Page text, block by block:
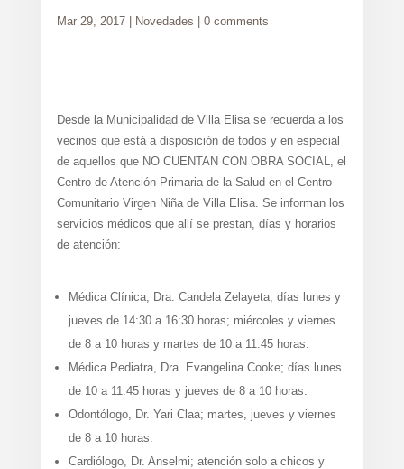
Mar 29, 2017| Novedades 0 comments
Desde la Municipalidad de Villa Elisa se recuerda a los
vecinos que está a disposición de todos y en especial
de aquellos que NO CUENTAN CON OBRA SOCIAL, el
Centro de Atención Primaria de la Salud en el Centro
Comunitario Virgen Niña de Villa Elisa. Se informan los
servicios médicos que allí se prestan, días y horarios
de atención:
Médica Clínica, Dra. Candela Zelayeta; días lunes y
jueves de 14:30 a 16:30 horas; miércoles y viernes
de 8 a 10 horas y martes de 10 a 11:45 horas.
Médica Pediatra, Dra. Evangelina Cooke; días lunes
de 10 a 11:45 horas y jueves de 8 a 10 horas.
Odontólogo, Dr. Yari Claa; martes, jueves y viernes
de 8 a 10 horas.
Cardiólogo, Dr. Anselmi; atención solo a chicos y